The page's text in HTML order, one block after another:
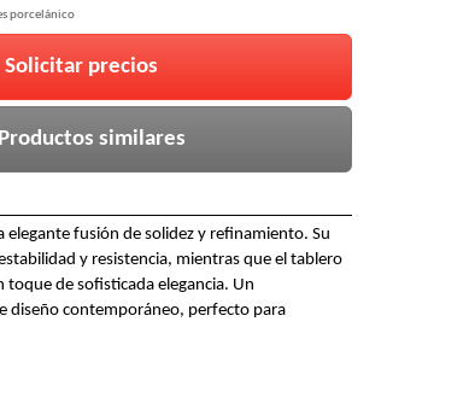
porcelánico
Solicitar precios
similares
elegante fusión de solidez y refinamiento. Su
y resistencia, mientras que el tablero
toque de sofisticada elegancia. Un
diseño contemporáneo, perfecto para